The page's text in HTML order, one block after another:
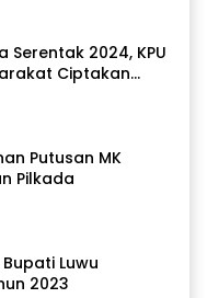
Serentak 2024, KPU
Ciptakan
Putusan MK
Pilkada
Bupati Luwu
2023